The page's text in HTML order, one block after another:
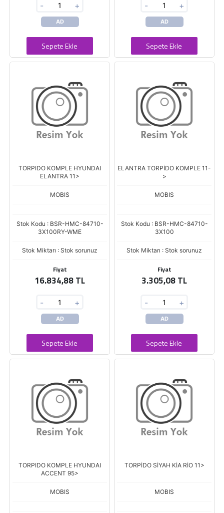
- +
AD
Sepete Ekle
- +
AD
Sepete Ekle
TORPIDO KOMPLE HYUNDAI
ELANTRA 11>
MOBIS
Stok Kodu : BSR-HMC-84710-
3X100RY-WME
Stok Miktarı : Stok sorunuz
Fiyat
16.834,88 TL
- +
AD
Sepete Ekle
ELANTRA TORPİDO KOMPLE 11-
>
MOBIS
Stok Kodu : BSR-HMC-84710-
3X100
Stok Miktarı : Stok sorunuz
Fiyat
3.305,08 TL
- +
AD
Sepete Ekle
TORPIDO KOMPLE HYUNDAI
ACCENT 95>
MOBIS
TORPİDO SİYAH KİA RİO 11>
MOBIS